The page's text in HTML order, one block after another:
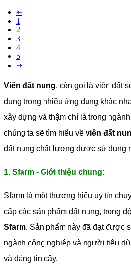
⇤
1
2
3
4
5
⇥
Viên đất nung, còn gọi là viên đất
dụng trong nhiều ứng dụng khác
xây dựng và thậm chí là trong
chúng ta sẽ tìm hiểu về viên đất
đất nung chất lượng được sử dụng
1. Sfarm - Giới thiệu chung:
Sfarm là một thương hiệu uy tín
cấp các sản phẩm đất nung, trong
Sfarm. Sản phẩm này đã đạt được
ngành công nghiệp và người tiêu
và đáng tin cậy.